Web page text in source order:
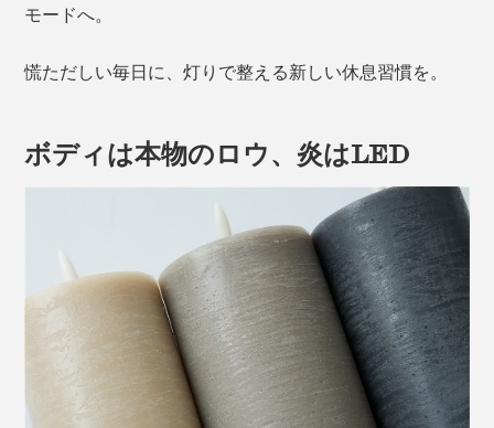
モードへ。
慌ただしい毎日に、灯りで整える新しい休息習慣を。
ボディは本物のロウ、炎はLED